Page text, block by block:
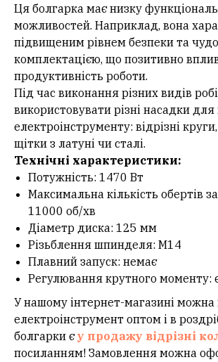
Ця болгарка має низку
можливостей. Наприклад, вона
підвищеним рівнем безпеки та
комплектацією, що позитивно
продуктивність роботи.
Під час виконання різних видів
використовувати різні насадки для
електроінструменту: відрізні
щітки з латуні чи сталі.
Технічні характеристики:
Потужність: 1470 Вт
Максимальна кількість обертів
11000 об/хв
Діаметр диска: 125 мм
Різьблення шпинделя: M14
Плавний запуск: немає
Регулювання крутного моменту:
У нашому інтернет-магазині можна
електроінструмент оптом і в
болгарки єу продажу відрізні
посиланням! Замовлення можна